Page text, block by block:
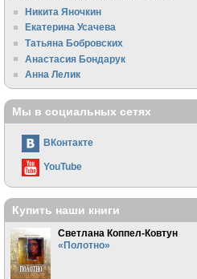
Никита Яночкин
Екатерина Усачева
Татьяна Бобровских
Анастасия Бондарук
Анна Лелик
Мы в социальных сетях
ВКонтакте
YouTube
Купить наши книги
Светлана Коппел-Ковтун
«Полотно»